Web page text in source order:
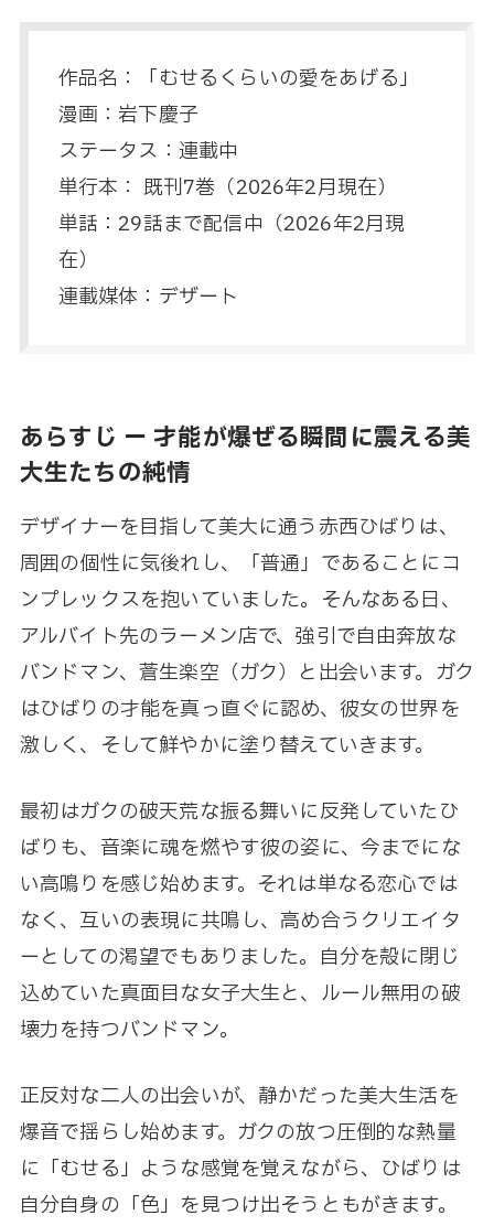
作品名：「むせるくらいの愛をあげる」
漫画：岩下慶子
ステータス：連載中
単行本： 既刊7巻（2026年2月現在）
単話：29話まで配信中（2026年2月現
在）
連載媒体：デザート
あらすじ ー 才能が爆ぜる瞬間に震える美
大生たちの純情
デザイナーを目指して美大に通う赤西ひばりは、
周囲の個性に気後れし、「普通」であることにコ
ンプレックスを抱いていました。そんなある日、
アルバイト先のラーメン店で、強引で自由奔放な
バンドマン、蒼生楽空（ガク）と出会います。ガク
はひばりの才能を真っ直ぐに認め、彼女の世界を
激しく、そして鮮やかに塗り替えていきます。
最初はガクの破天荒な振る舞いに反発していたひ
ばりも、音楽に魂を燃やす彼の姿に、今までにな
い高鳴りを感じ始めます。それは単なる恋心では
なく、互いの表現に共鳴し、高め合うクリエイタ
ーとしての渇望でもありました。自分を殻に閉じ
込めていた真面目な女子大生と、ルール無用の破
壊力を持つバンドマン。
正反対な二人の出会いが、静かだった美大生活を
爆音で揺らし始めます。ガクの放つ圧倒的な熱量
に「むせる」ような感覚を覚えながら、ひばりは
自分自身の「色」を見つけ出そうともがきます。